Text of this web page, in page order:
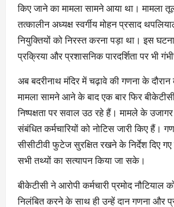
किए जाने का मामला सामने आया था। मामला
तत्कालीन अध्यक्ष स्वर्गीय मोहन प्रसाद
नियुक्तियों को निरस्त करना पड़ा था। इस
प्रक्रिया और प्रशासनिक पारदर्शिता पर भी
अब बदरीनाथ मंदिर में चढ़ावे की गणना के
मामला सामने आने के बाद एक बार फिर
निष्पक्षता पर सवाल उठ रहे हैं। मामले के
संबंधित कर्मचारियों को नोटिस जारी किए हैं।
सीसीटीवी फुटेज सुरक्षित रखने के निर्देश दिए
सभी तथ्यों का सत्यापन किया जा सके।
बीकेटीसी ने आरोपी कर्मचारी प्रमोद नौटियाल
निलंबित करने के साथ ही उन्हें दान गणना और